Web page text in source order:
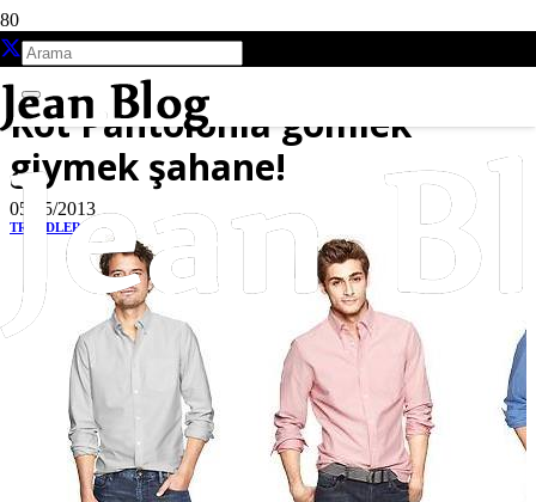
Kot Pantolonla gömlek
giymek şahane!
05/05/2013
TRENDLER